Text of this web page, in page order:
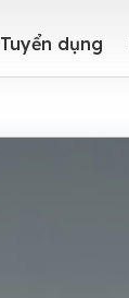
Tuyển dụng